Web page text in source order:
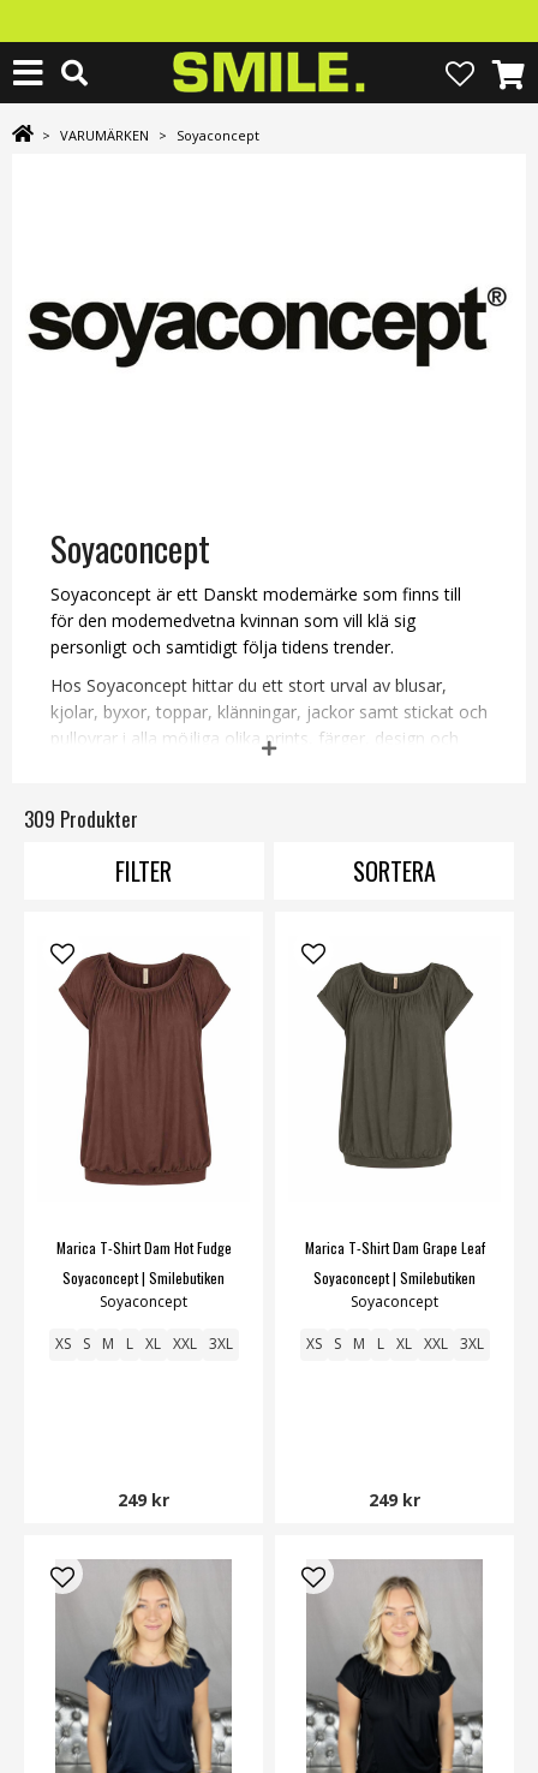
> VARUMÄRKEN > Soyaconcept
Soyaconcept
Soyaconcept är ett Danskt modemärke som finns till
för den modemedvetna kvinnan som vill klä sig
personligt och samtidigt följa tidens trender.
Hos Soyaconcept hittar du ett stort urval av blusar,
kjolar, byxor, toppar, klänningar, jackor samt stickat och
pullovrar i alla möjliga olika prints, färger, design och
gång.
in i din garderob oavsett figur, ålder och stil.
prisvärda vinnande koncept!
309 Produkter
FILTER SORTERA
Marica T-Shirt Dam Hot Fudge
Soyaconcept | Smilebutiken
Soyaconcept
XS S M L XL XXL 3XL
249 kr
Marica T-Shirt Dam Grape Leaf
Soyaconcept | Smilebutiken
Soyaconcept
XS S M L XL XXL 3XL
249 kr